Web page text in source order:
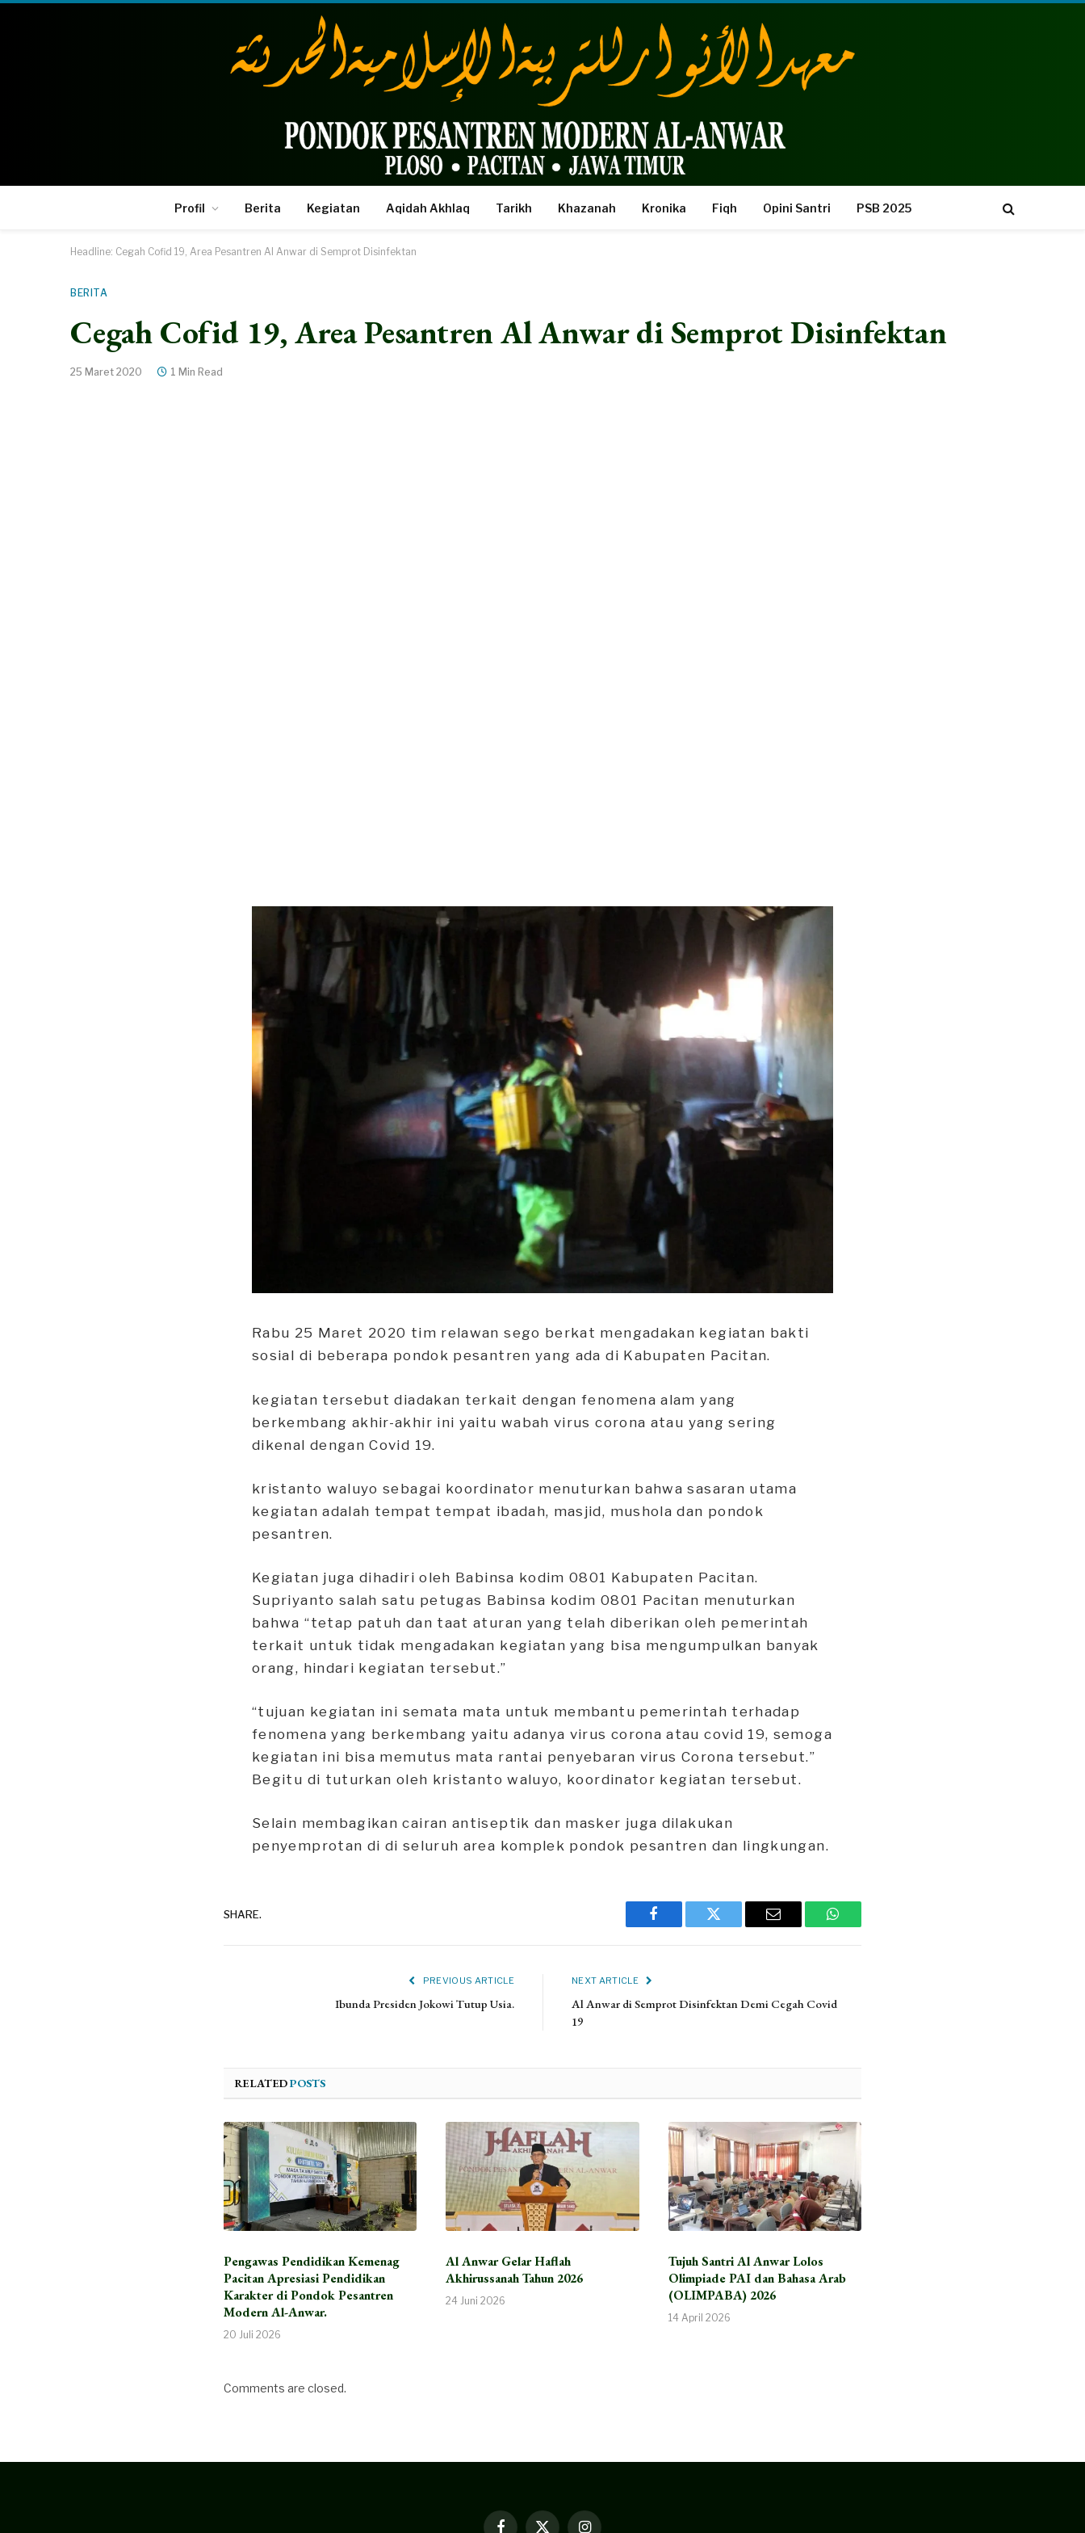
Profil Berita Kegiatan Aqidah Akhlaq Tarikh Khazanah Kronika Fiqh Opini Santri PSB 2025
Headline: Cegah Cofid 19, Area Pesantren Al Anwar di Semprot Disinfektan
BERITA
Cegah Cofid 19, Area Pesantren Al Anwar di Semprot Disinfektan
25 Maret 2020 1 Min Read
Rabu 25 Maret 2020 tim relawan sego berkat mengadakan kegiatan bakti
sosial di beberapa pondok pesantren yang ada di Kabupaten Pacitan.
kegiatan tersebut diadakan terkait dengan fenomena alam yang
berkembang akhir-akhir ini yaitu wabah virus corona atau yang sering
dikenal dengan Covid 19.
kristanto waluyo sebagai koordinator menuturkan bahwa sasaran utama
kegiatan adalah tempat tempat ibadah, masjid, mushola dan pondok
pesantren.
Kegiatan juga dihadiri oleh Babinsa kodim 0801 Kabupaten Pacitan.
Supriyanto salah satu petugas Babinsa kodim 0801 Pacitan menuturkan
bahwa “tetap patuh dan taat aturan yang telah diberikan oleh pemerintah
terkait untuk tidak mengadakan kegiatan yang bisa mengumpulkan banyak
orang, hindari kegiatan tersebut.”
“tujuan kegiatan ini semata mata untuk membantu pemerintah terhadap
fenomena yang berkembang yaitu adanya virus corona atau covid 19, semoga
kegiatan ini bisa memutus mata rantai penyebaran virus Corona tersebut.”
Begitu di tuturkan oleh kristanto waluyo, koordinator kegiatan tersebut.
Selain membagikan cairan antiseptik dan masker juga dilakukan
penyemprotan di di seluruh area komplek pondok pesantren dan lingkungan.
SHARE.
Facebook Twitter Email WhatsApp
PREVIOUS ARTICLE
Ibunda Presiden Jokowi Tutup Usia.
NEXT ARTICLE
Al Anwar di Semprot Disinfektan Demi Cegah Covid
19
RELATEDPOSTS
Pengawas Pendidikan Kemenag
Pacitan Apresiasi Pendidikan
Karakter di Pondok Pesantren
Modern Al-Anwar.
20 Juli 2026
Al Anwar Gelar Haflah
Akhirussanah Tahun 2026
24 Juni 2026
Tujuh Santri Al Anwar Lolos
Olimpiade PAI dan Bahasa Arab
(OLIMPABA) 2026
14 April 2026
Comments are closed.